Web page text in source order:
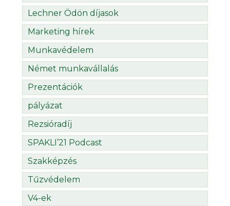
Lechner Ödön díjasok
Marketing hírek
Munkavédelem
Német munkavállalás
Prezentációk
pályázat
Rezsióradíj
SPAKLI’21 Podcast
Szakképzés
Tűzvédelem
V4-ek